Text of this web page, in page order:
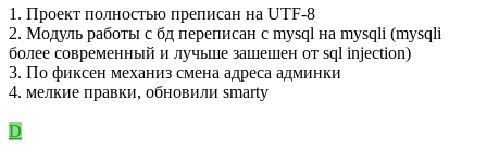
1. Проект полностью преписан на UTF-8
2. Модуль работы с бд переписан с mysql на mysqli (mysqli
более современный и лучьше зашешен от sql injection)
3. По фиксен механиз смена адреса админки
4. мелкие правки, обновили smarty
D